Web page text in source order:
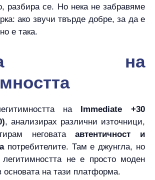
разбира се. Но нека не забравяме
ако звучи твърде добре, за да е
е така.
на
на Immediate +30
, анализирах различни източници,
неговата автентичност и
потребителите. Там е джунгла, но
легитимността не е просто моден
основата на тази платформа.